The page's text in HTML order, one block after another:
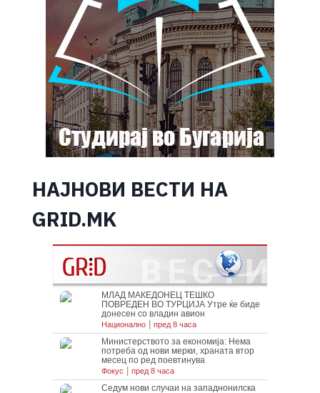
НАЈНОВИ ВЕСТИ НА
GRID.MK